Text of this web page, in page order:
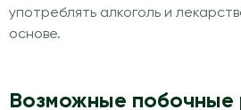
употреблять алкоголь и
основе.
Возможные побочные